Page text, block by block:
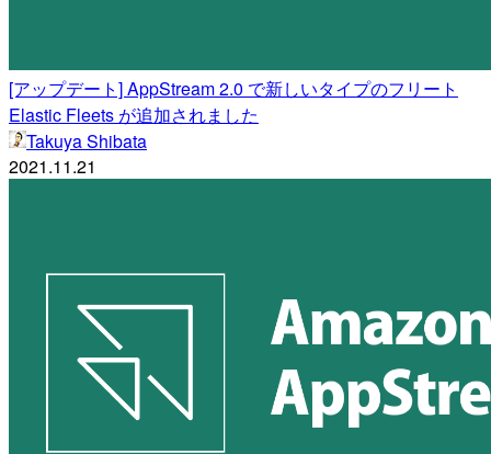
[アップデート] AppStream 2.0 で新しいタイプのフリート
Elastic Fleets が追加されました
Takuya Shibata
2021.11.21